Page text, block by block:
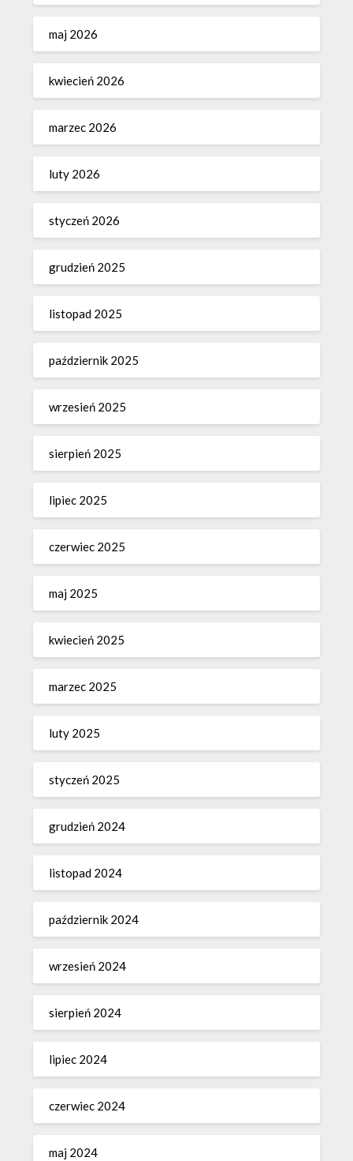
maj 2026
kwiecień 2026
marzec 2026
luty 2026
styczeń 2026
grudzień 2025
listopad 2025
październik 2025
wrzesień 2025
sierpień 2025
lipiec 2025
czerwiec 2025
maj 2025
kwiecień 2025
marzec 2025
luty 2025
styczeń 2025
grudzień 2024
listopad 2024
październik 2024
wrzesień 2024
sierpień 2024
lipiec 2024
czerwiec 2024
maj 2024